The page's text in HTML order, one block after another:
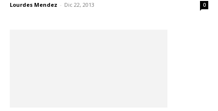
Lourdes Mendez - Dic 22, 2013 0